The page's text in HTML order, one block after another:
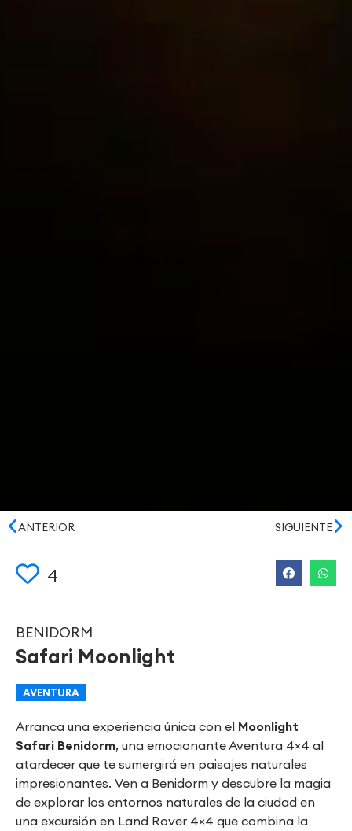
ANTERIOR SIGUIENTE
4
BENIDORM
Safari Moonlight
AVENTURA
Arranca una experiencia única con el Moonlight
Safari Benidorm, una emocionante Aventura 4×4 al
atardecer que te sumergirá en paisajes naturales
impresionantes. Ven a Benidorm y descubre la magia
de explorar los entornos naturales de la ciudad en
una excursión en Land Rover 4×4 que combina la